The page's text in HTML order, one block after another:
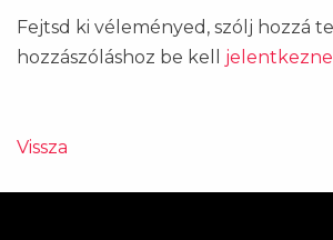
Fejtsd ki véleményed, szólj hozzá te
hozzászóláshoz be kell
Vissza